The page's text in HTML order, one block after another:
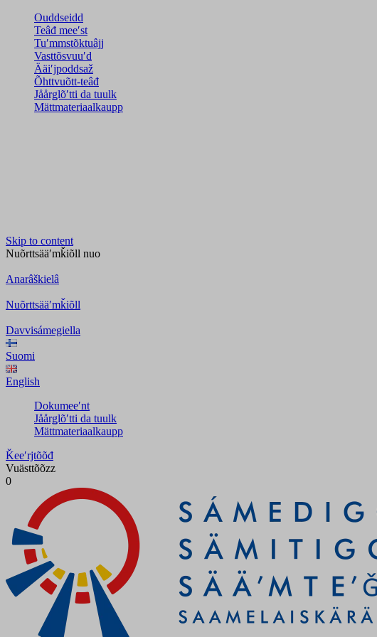
Ouddseidd
Teâđ meeʹst
Tuʹmmstõktuâjj
Vasttõsvuuʹd
Ääiʹjpoddsaž
Õhttvuõtt-teâđ
Jåårǥlõʹtti da tuulk
Mättmateriaalkaupp
Skip to content
Nuõrttsääʹmǩiõll nuo
Anarâškielâ
Nuõrttsääʹmǩiõll
Davvisámegiella
Suomi
English
Dokumeeʹnt
Jåårǥlõʹtti da tuulk
Mättmateriaalkaupp
Ǩeeʹrjtõõđ
Vuästtõõzz
0